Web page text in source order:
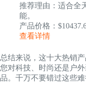
推荐理由：适合全
能。
产品价格：
查看详情
总结来说，这十大热销
您对科技、时尚还是户
品。千万不要错过这些难